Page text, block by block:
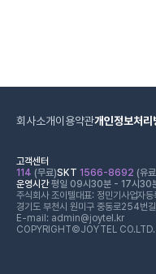
회사소개이용약관개인정보처리
고객센터
114 (무료)SKT 1566-8692 (유
운영시간평일 09시30분 - 17시30
주식회사 조이텔대표: 정민기 사업자
경기도 부천시 원미구 중동로254번
E-mail: admin@joytel.kr
COPYRIGHT©JOYTEL CO.LTD.